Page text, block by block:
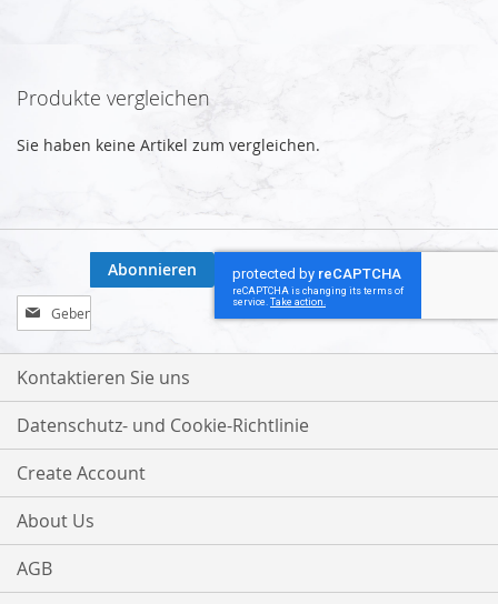
Produkte vergleichen
Sie haben keine Artikel zum vergleichen.
Melden
Sie
sich
für
Newsletter
an:
Abonnieren
Kontaktieren Sie uns
Datenschutz- und Cookie-Richtlinie
Create Account
About Us
AGB